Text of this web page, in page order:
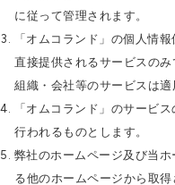
に従って管理されます。
「オムコランド」の個人情
直接提供されるサービスの
組織・会社等のサービスは適
「オムコランド」のサービ
行われるものとします。
弊社のホームページ及び当
る他のホームページから取